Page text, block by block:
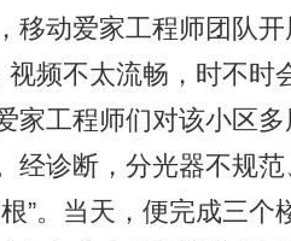
动爱家工程师团队开
视频不太流畅，时不时
家工程师们对该小区
经诊断，分光器不规
”。当天，便完成三